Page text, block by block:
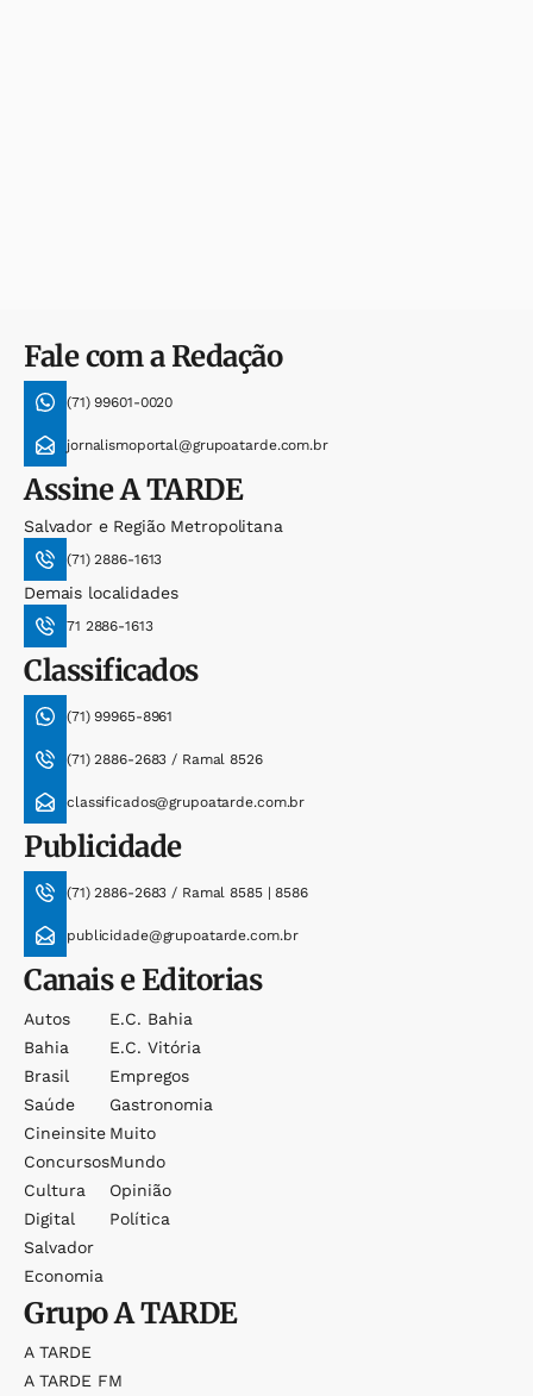
Fale com a Redação
(71) 99601-0020
jornalismoportal@grupoatarde.com.br
AssineA TARDE
Salvador e Região Metropolitana
(71) 2886-1613
Demais localidades
71 2886-1613
Classificados
(71) 99965-8961
(71) 2886-2683 / Ramal 8526
classificados@grupoatarde.com.br
Publicidade
(71) 2886-2683 / Ramal 8585 | 8586
publicidade@grupoatarde.com.br
Canais e Editorias
Autos
Bahia
Brasil
Saúde
Cineinsite
Concursos
Cultura
Digital
Salvador
Economia
E.c. Bahia
E.c. Vitória
Empregos
Gastronomia
Muito
Mundo
Opinião
Política
GrupoA TARDE
A TARDE
A TARDE FM